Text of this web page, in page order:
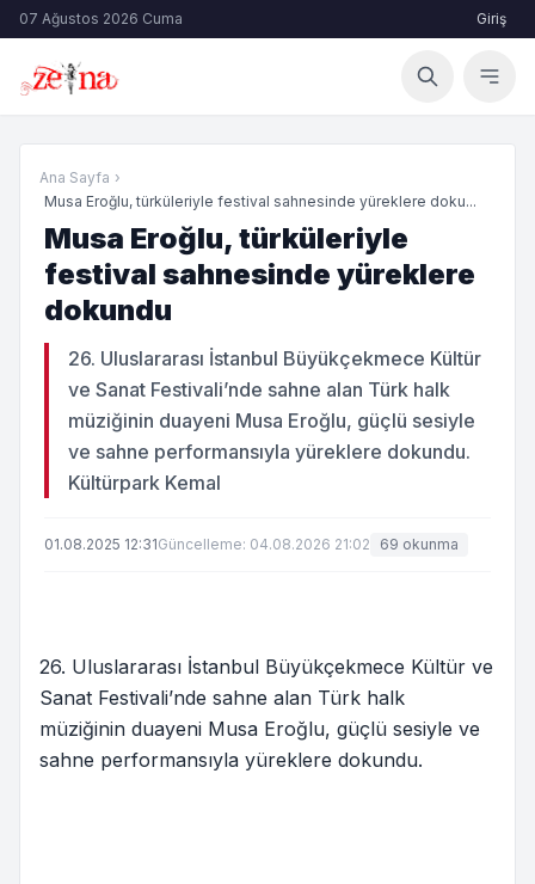
07 Ağustos 2026 Cuma Giriş
Ana Sayfa ›
Musa Eroğlu, türküleriyle festival sahnesinde yüreklere doku...
Musa Eroğlu, türküleriyle
festival sahnesinde yüreklere
dokundu
26. Uluslararası İstanbul Büyükçekmece Kültür
ve Sanat Festivali’nde sahne alan Türk halk
müziğinin duayeni Musa Eroğlu, güçlü sesiyle
ve sahne performansıyla yüreklere dokundu.
Kültürpark Kemal
01.08.2025 12:31Güncelleme: 04.08.2026 21:02 69 okunma
26. Uluslararası İstanbul Büyükçekmece Kültür ve
Sanat Festivali’nde sahne alan Türk halk
müziğinin duayeni Musa Eroğlu, güçlü sesiyle ve
sahne performansıyla yüreklere dokundu.